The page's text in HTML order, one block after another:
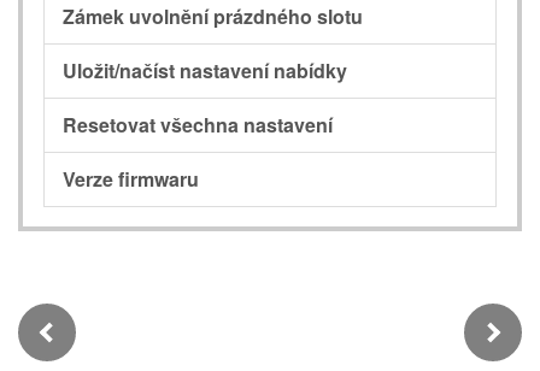
Zámek uvolnění prázdného slotu
Uložit/načíst nastavení nabídky
Resetovat všechna nastavení
Verze firmwaru